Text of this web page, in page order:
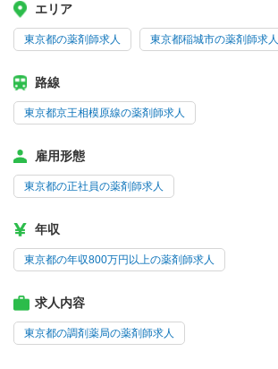
エリア
東京都の薬剤師求人 東京都稲城市の薬剤師求人
路線
東京都京王相模原線の薬剤師求人
雇用形態
東京都の正社員の薬剤師求人
年収
東京都の年収800万円以上の薬剤師求人
求人内容
東京都の調剤薬局の薬剤師求人